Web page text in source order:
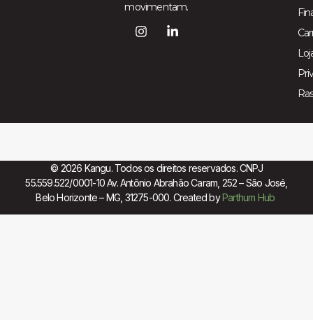
movimentam.
© 2026 Kangu. Todos os direitos reservados. CNPJ
55.559.522/0001-10 Av. Antônio Abrahão Caram, 252 – São José,
Belo Horizonte – MG, 31275-000. Created byParthum Hub